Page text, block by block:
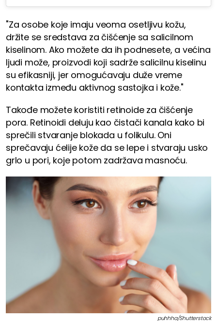
"Za osobe koje imaju veoma osetljivu kožu,
držite se sredstava za čišćenje sa salicilnom
kiselinom. Ako možete da ih podnesete, a većina
ljudi može, proizvodi koji sadrže salicilnu kiselinu
su efikasniji, jer omogućavaju duže vreme
kontakta između aktivnog sastojka i kože."
Takođe možete koristiti retinoide za čišćenje
pora. Retinoidi deluju kao čistači kanala kako bi
sprečili stvaranje blokada u folikulu. Oni
sprečavaju ćelije kože da se lepe i stvaraju usko
grlo u pori, koje potom zadržava masnoću.
puhhha/Shutterstock